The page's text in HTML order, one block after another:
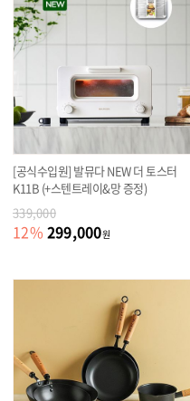
[공식수입원] 발뮤다 NEW 더 토스터
K11B (+스텐트레이&망 증정)
339,000
12% 299,000원